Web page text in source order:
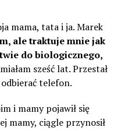
mama, tata i ja. Marek
ale traktuje mnie jak
do biologicznego,
sześć lat. Przestał
telefon.
i mamy pojawił się
mamy, ciągle przynosił